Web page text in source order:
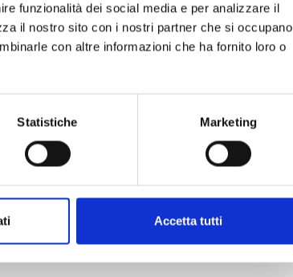
funzionalità dei social media e per analizzare il
il nostro sito con i nostri partner che si occupano
con altre informazioni che ha fornito loro o
Statistiche Marketing
Accetta tutti